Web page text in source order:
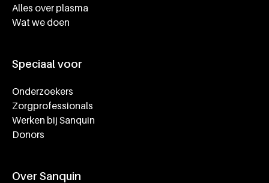
Alles over plasma
Wat we doen
Speciaal voor
Onderzoekers
Zorgprofessionals
Werken bij Sanquin
Donors
Over Sanquin